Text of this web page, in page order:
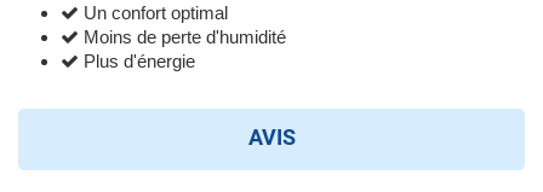
Un confort optimal
Moins de perte d'humidité
Plus d'énergie
AVIS